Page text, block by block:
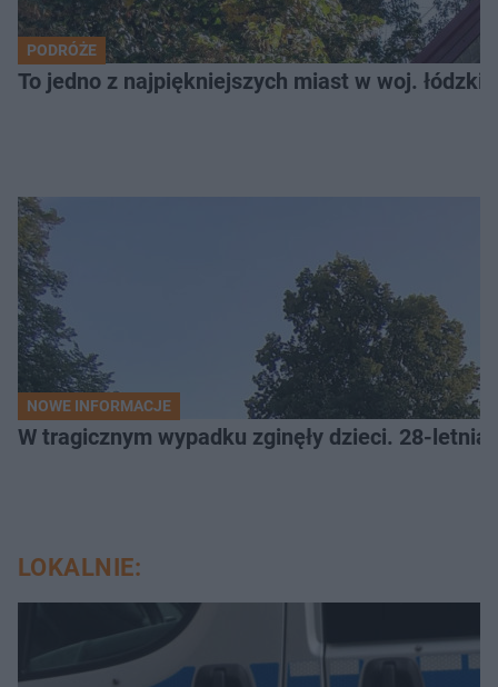
PODRÓŻE
To jedno z najpiękniejszych miast w woj.
NOWE INFORMACJE
W tragicznym wypadku zginęły dzieci. 28-
LOKALNIE: